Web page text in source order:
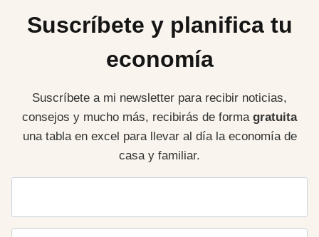
Suscríbete y planifica tu
economía
Suscríbete a mi newsletter para recibir noticias,
consejos y mucho más, recibirás de forma gratuita
una tabla en excel para llevar al día la economía de
casa y familiar.